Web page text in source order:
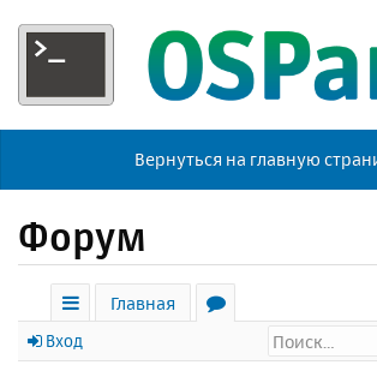
Вернуться на главную
Форум
с
Главная
Вход